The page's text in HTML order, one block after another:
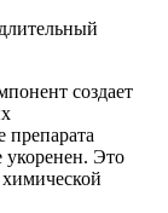
создает
препарата
укоренен. Это